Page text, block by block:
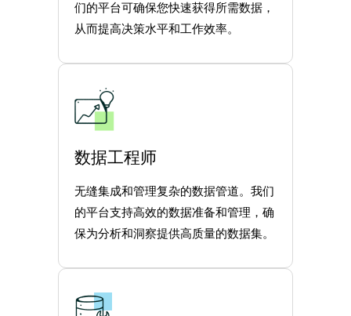
们的平台可确保您快速获得所需数据，
从而提高决策水平和工作效率。
数据工程师
无缝集成和管理复杂的数据管道。我们
的平台支持高效的数据准备和管理，确
保为分析和洞察提供高质量的数据集。